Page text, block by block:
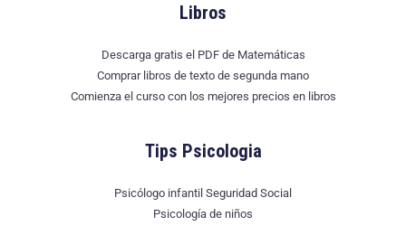
Libros
Descarga gratis el PDF de Matemáticas
Comprar libros de texto de segunda mano
Comienza el curso con los mejores precios en libros
Tips Psicologia
Psicólogo infantil Seguridad Social
Psicología de niños